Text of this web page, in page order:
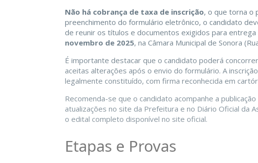
Não há cobrança de taxa de inscrição, o que torna o
preenchimento do formulário eletrônico, o candidato
de reunir os títulos e documentos exigidos para
novembro de 2025, na Câmara Municipal de Sonora
É importante destacar que o candidato poderá
aceitas alterações após o envio do formulário. A
legalmente constituído, com firma reconhecida em
Recomenda-se que o candidato acompanhe a
atualizações no site da Prefeitura e no Diário Oficial da
o edital completo disponível no site oficial.
Etapas e Provas